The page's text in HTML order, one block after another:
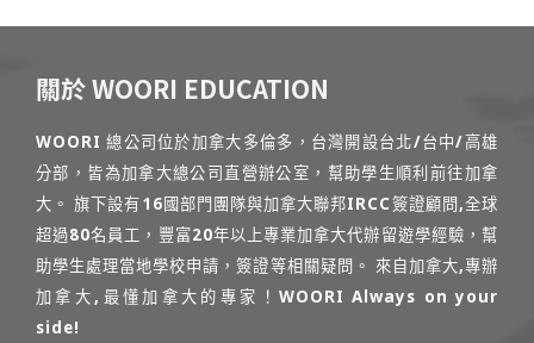
關於 WOORI EDUCATION
WOORI 總公司位於加拿大多倫多，台灣開設台北/台中/高雄
分部，皆為加拿大總公司直營辦公室，幫助學生順利前往加拿
大。 旗下設有16國部門團隊與加拿大聯邦IRCC簽證顧問,全球
超過80名員工，豐富20年以上專業加拿大代辦留遊學經驗，幫
助學生處理當地學校申請，簽證等相關疑問。 來自加拿大,專辦
加拿大,最懂加拿大的專家！WOORI Always on your
side!